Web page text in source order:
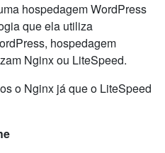
hospedagem WordPress
que ela utiliza
hospedagem
Nginx ou LiteSpeed.
o Nginx já que o LiteSpeed